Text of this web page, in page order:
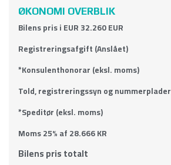
ØKONOMI OVERBLIK
Bilens pris i EUR 32.260 EUR
Registreringsafgift (Anslået)
*Konsulenthonorar (eksl. moms)
Told, registreringssyn og nummerplader
*Speditør (eksl. moms)
Moms 25% af 28.666 KR
Bilens pris totalt